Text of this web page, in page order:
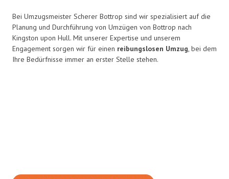
Bei Umzugsmeister Scherer Bottrop sind wir spezialisiert auf die
Planung und Durchführung von Umzügen von Bottrop nach
Kingston upon Hull. Mit unserer Expertise und unserem
Engagement sorgen wir für einen reibungslosen Umzug, bei dem
Ihre Bedürfnisse immer an erster Stelle stehen.